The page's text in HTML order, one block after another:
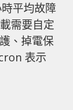
平均故障
需要自定
、掉電保
表示